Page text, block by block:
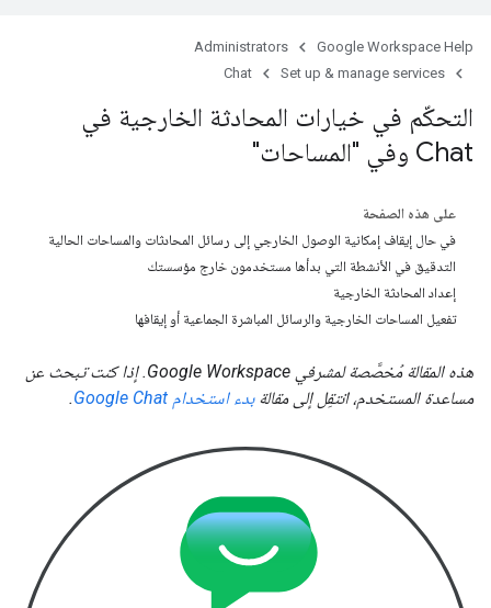
Google Workspace Help
Administrators
Set up & manage services
Chat
التحكّم في خيارات المحادثة الخارجية في
Chat وفي "المساحات"
على هذه الصفحة
في حال إيقاف إمكانية الوصول الخارجي إلى رسائل المحادثات والمساحات الحالية
التدقيق في الأنشطة التي بدأها مستخدمون خارج مؤسستك
إعداد المحادثة الخارجية
تفعيل المساحات الخارجية والرسائل المباشرة الجماعية أو إيقافها
هذه المقالة مُخصَّصة لمشرفي Google Workspace. إذا كنت تبحث عن
مساعدة المستخدم، انتقِل إلى مقالةبدء استخدام Google Chat .